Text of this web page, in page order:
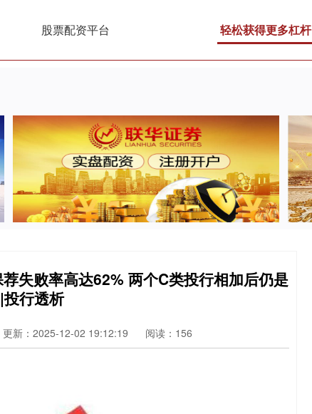
股票配资平台 轻松获得更多杠杆
失败率高达62% 两个C类投行相加后仍是
行透析
更新：2025-12-02 19:12:19 阅读：156